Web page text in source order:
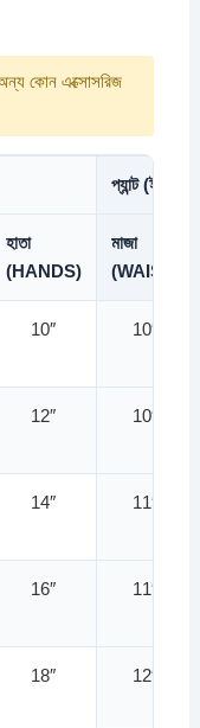
অন্য কোন এক্সোসরিজ
প্যান্ট (ইঞ্চি)
হাতা
(HANDS)
মাজা
(WAIST)
10″ 10″
12″ 10″
14″ 11″
16″ 11″
18″ 12″